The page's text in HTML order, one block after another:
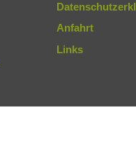
Anfahrt
Links